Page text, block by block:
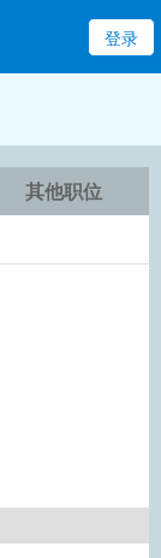
登录
其他职位